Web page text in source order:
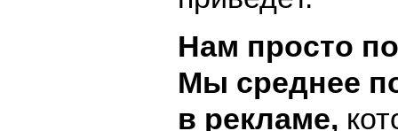
Нам просто
Мы среднее
в рекламе,